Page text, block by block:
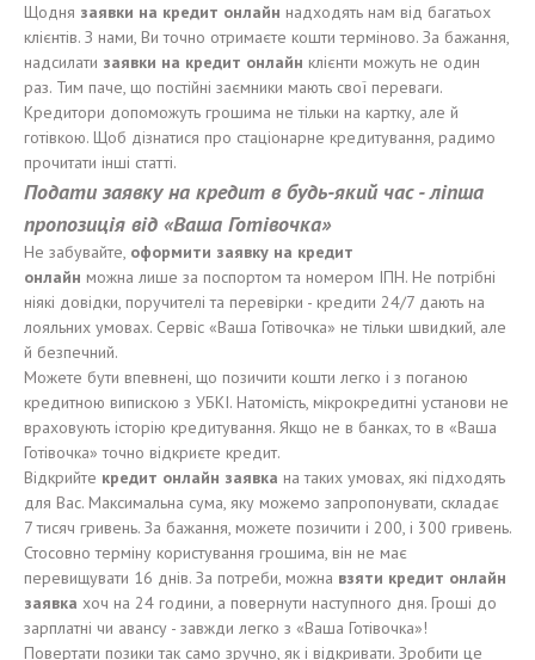
Щодня заявки на кредит онлайн надходять нам від багатьох
клієнтів. З нами, Ви точно отримаєте кошти терміново. За бажання,
надсилати заявки на кредит онлайн клієнти можуть не один
раз. Тим паче, що постійні заємники мають свої переваги.
Кредитори допоможуть грошима не тільки на картку, але й
готівкою. Щоб дізнатися про стаціонарне кредитування, радимо
прочитати інші статті.
Подати заявку на кредит вбудь-який час- ліпша
пропозиція від «Ваша Готівочка»
Не забувайте, оформити заявку на кредит
онлайн можна лише за поспортом та номером ІПН. Не потрібні
ніякі довідки, поручителі та перевірки - кредити 24/7 дають на
лояльних умовах. Сервіс «Ваша Готівочка» не тільки швидкий, але
й безпечний.
Можете бути впевнені, що позичити кошти легко і з поганою
кредитною випискою з УБКІ. Натомість, мікрокредитні установи не
враховують історію кредитування. Якщо не в банках, то в «Ваша
Готівочка» точно відкриєте кредит.
Відкрийте кредит онлайн заявка на таких умовах, які підходять
для Вас. Максимальна сума, яку можемо запропонувати, складає
7 тисяч гривень. За бажання, можете позичити і 200, і 300 гривень.
Стосовно терміну користування грошима, він не має
перевищувати 16 днів. За потреби, можна взяти кредит онлайн
заявка хоч на 24 години, а повернути наступного дня. Гроші до
зарплатні чи авансу - завжди легко з «Ваша Готівочка»!
Повертати позики так само зручно, як і відкривати. Зробити це